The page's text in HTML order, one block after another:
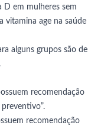
D em mulheres sem
vitamina age na saúde
alguns grupos são de
recomendação
preventivo”.
recomendação